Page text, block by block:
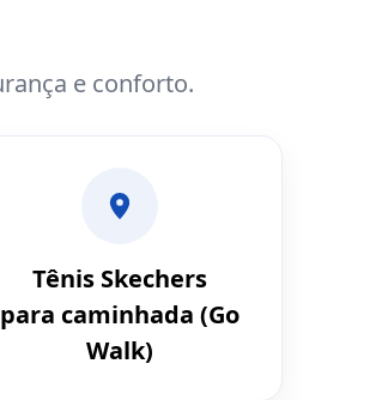
e conforto.
Tênis Skechers
para caminhada (Go
Walk)